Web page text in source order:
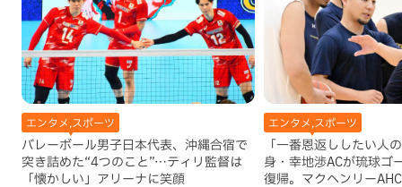
エンタメ,スポーツ
バレーボール男子日本代表、沖縄合宿で
突き詰めた“4つのこと”…ティリ監督は
「懐かしい」アリーナに笑顔
エンタメ,スポーツ
「一番恩返ししたい人
身・幸地渉ACが琉球ゴ
復帰。マクヘンリー